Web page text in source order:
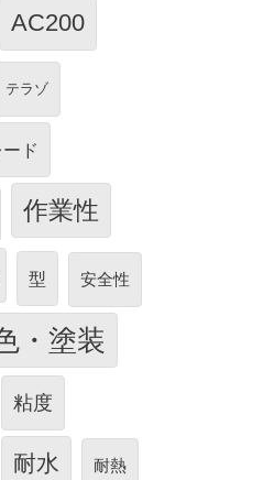
AC200
テラゾ
ド
作業性
型 安全性
・塗装
粘度
耐水 耐熱